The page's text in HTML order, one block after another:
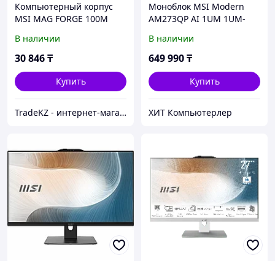
Компьютерный корпус
MSI MAG FORGE 100M
3x2.5", 2xUSB 3.2 Gen1,
Audio, Mic
В наличии
30 846₸
Купить
TradeKZ - интернет-магазин
Моноблок MSI Modern
AM273QP AI 1UM 1UM-
В наличии
649 990₸
Купить
ХИТ Компьютерлер